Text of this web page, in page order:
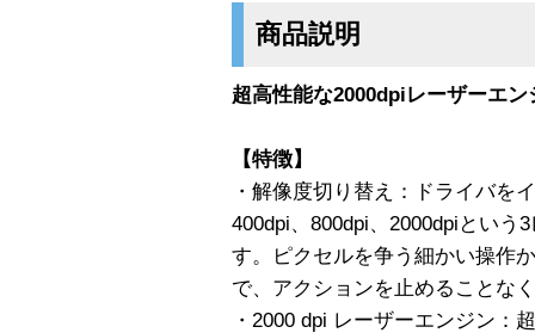
商品説明
超高性能な2000dpiレーザーエ
【特徴】
・解像度切り替え：ドライバを
400dpi、800dpi、2000dpiという
す。ピクセルを争う細かい操作
で、アクションを止めることな
・2000 dpi レーザーエンジン：